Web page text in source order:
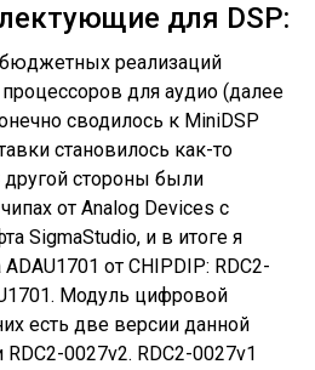
для DSP:
реализаций
для аудио (далее
сводилось к MiniDSP
становилось как-то
стороны были
от Analog Devices c
SigmaStudio, и в итоге я
от CHIPDIP: RDC2-
Модуль цифровой
есть две версии данной
0027v2. RDC2-0027v1